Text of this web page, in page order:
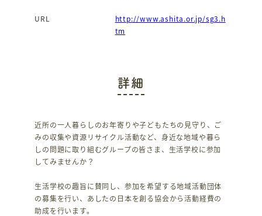
URL
http://www.ashita.or.jp/sg3.h
tm
詳細
近所の一人暮らしのお年寄りや子どもたちの見守り、ご
みの収集や資源リサイクル活動など、身近な地域や暮ら
しの問題に取り組むグループの皆さま、生活学校に参加
してみませんか？
生活学校の趣旨に賛同し、参加を希望する地域活動団体
の募集を行い、あしたの日本を創る協会から活動経費の
助成を行います。